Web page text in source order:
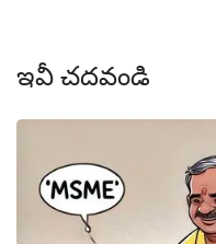
ఇవీ చదవండి